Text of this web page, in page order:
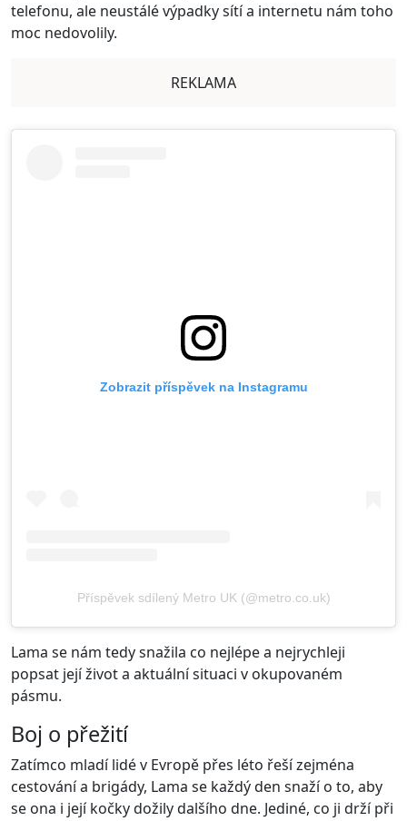
telefonu, ale neustálé výpadky sítí a internetu nám toho
moc nedovolily.
REKLAMA
Zobrazit příspěvek na Instagramu
Příspěvek sdílený Metro UK (@metro.co.uk)
Lama se nám tedy snažila co nejlépe a nejrychleji
popsat její život a aktuální situaci v okupovaném
pásmu.
Boj o přežití
Zatímco mladí lidé v Evropě přes léto řeší zejména
cestování a brigády, Lama se každý den snaží o to, aby
se ona i její kočky dožily dalšího dne. Jediné, co ji drží při